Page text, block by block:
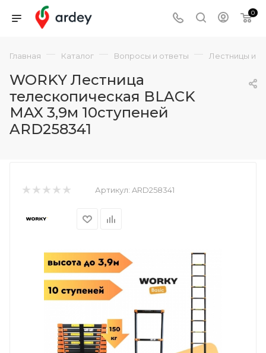
0
Главная — Каталог — Вопросы и ответы — Лестницы и
WORKY Лестница
телескопическая BLACK
MAX 3,9м 10ступеней
ARD258341
Артикул: ARD258341